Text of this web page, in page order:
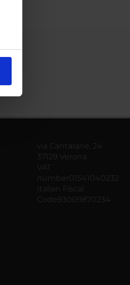
via Cantarane, 24
37129 Verona
VAT
number01541040232
Italian Fiscal
Code93009870234